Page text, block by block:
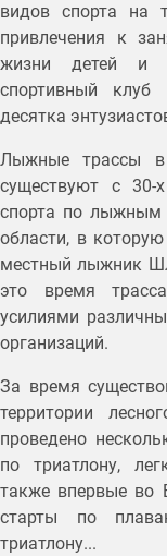
видов спорта на
привлечения к
жизни детей и
спортивный
десятка
Лыжные трассы в
существуют с
спорта по лыжным
области, в
местный лыжник
это время
усилиями
организаций.
За время
территории
проведено
по триатлону,
также впервые во
старты по
триатлону...